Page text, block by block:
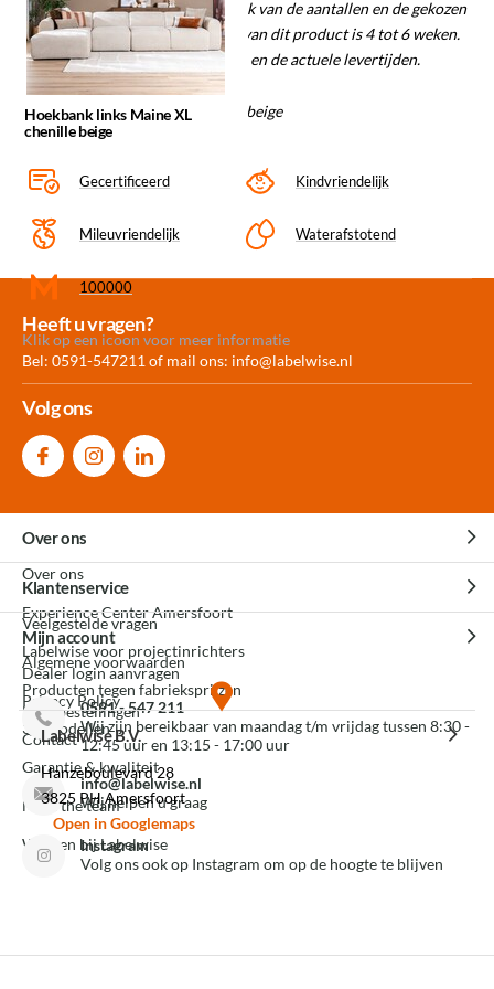
of lager uitvallen, dit is afhankelijk van de aantallen en de gekozen
stoffen. De gemiddelde levertijd van dit product is 4 tot 6 weken.
Informeer naar de mogelijkheden en de actuele levertijden.
Materiaal/kleurcode: Melody 13 beige
Gecertificeerd Kindvriendelijk
Mileuvriendelijk Waterafstotend
100000
Klik op een icoon voor meer informatie
Hoekbank links Maine XL
chenille beige
Meer dan 30.000
producten op voorraad
Center Amersfoort
Heeft u vragen?
Bel: 0591-547211 of mail ons: info@labelwise.nl
Volg ons
Over ons
Over ons
Experience Center Amersfoort
Labelwise voor projectinrichters
Producten tegen fabrieksprijzen
3D modellen
Garantie & kwaliteit
Meet the team
Werken bij Labelwise
Klantenservice
Veelgestelde vragen
Algemene voorwaarden
Privacy Policy
Contact
Mijn account
Dealer login aanvragen
Mijn bestellingen
0591 - 547 211
Wij zijn bereikbaar van maandag t/m vrijdag tussen 8:30 -
12:45 uur en 13:15 - 17:00 uur
info@labelwise.nl
Wij helpen u graag
Instagram
Volg ons ook op Instagram om op de hoogte te blijven
Labelwise B.V.
Hanzeboulevard 28
3825 PH Amersfoort
Open in Googlemaps